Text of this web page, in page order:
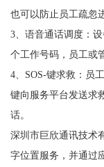
也可以防止员工疏忽
3、语音通话调度：
个工作号码，员工或
4、SOS-键求救：员
键向服务平台发送求
话。
深圳市巨欣通讯技术
字位置服务，并通过